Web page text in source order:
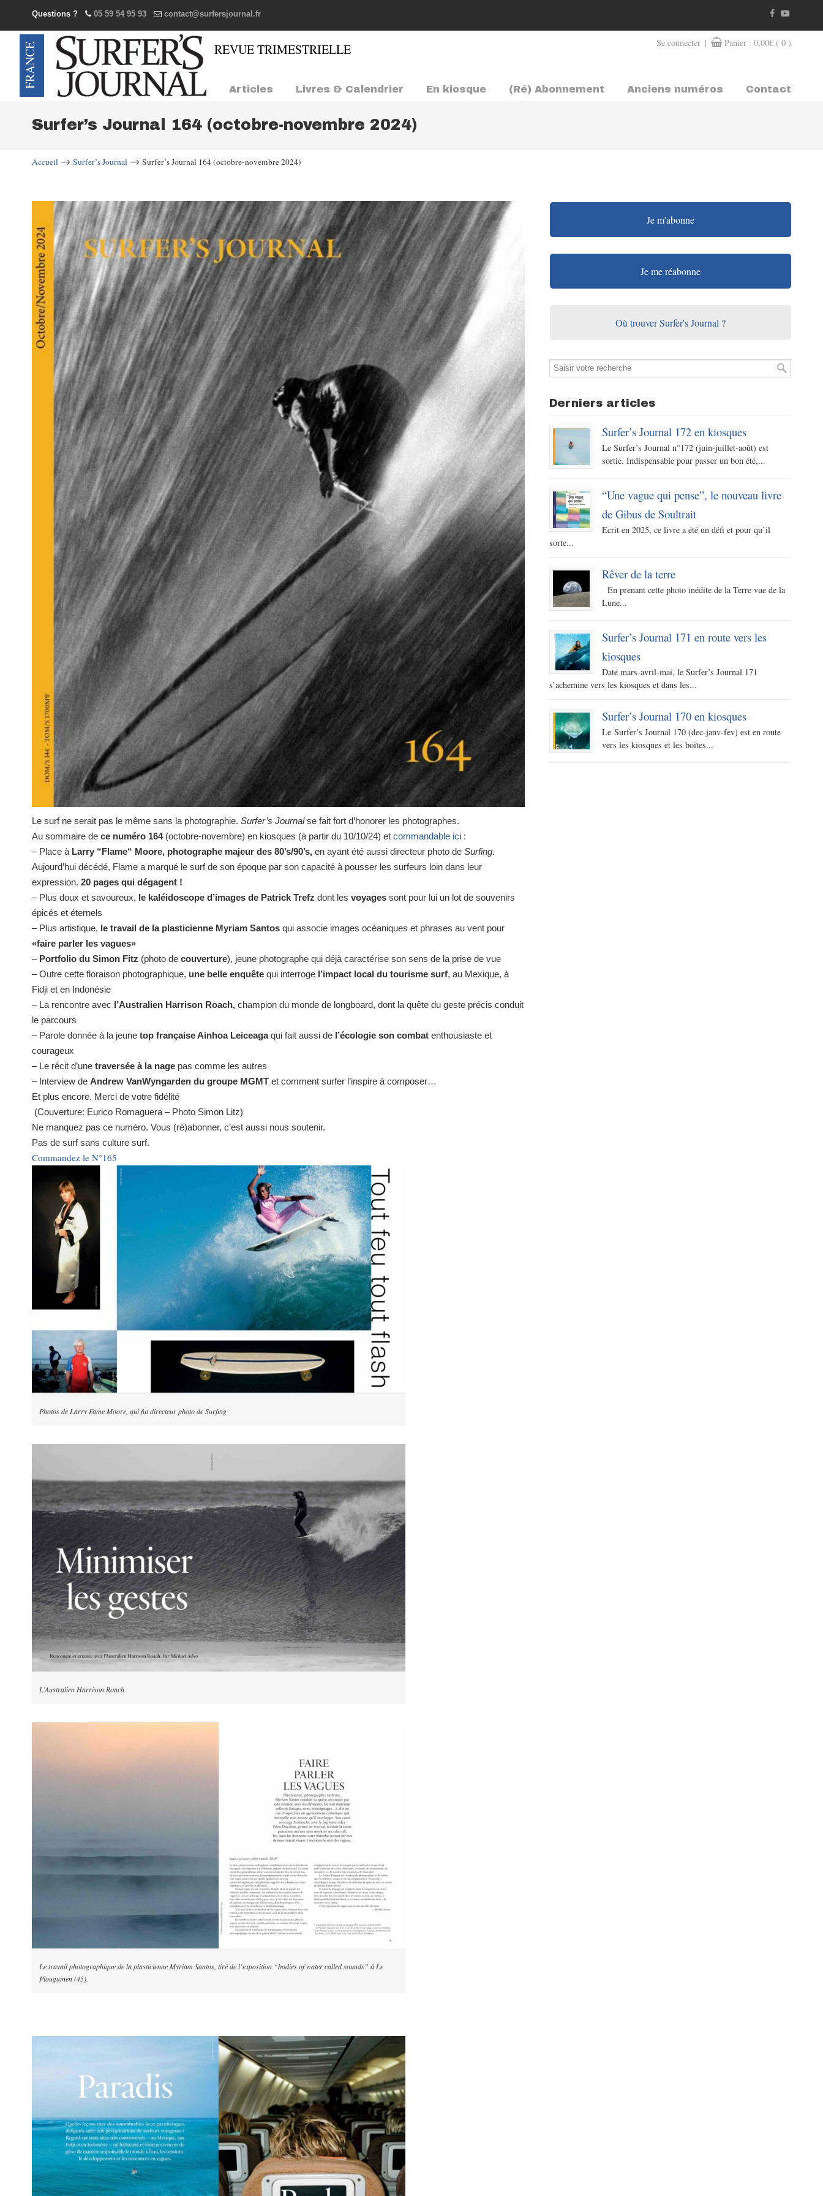
Questions ? 05 59 54 95 93 contact@surfersjournal.fr
Se connecter | Panier : 0,00€ ( 0 )
Articles Livres & Calendrier En kiosque (Ré) Abonnement Anciens numéros Contact
Navigation
Surfer’s Journal 164 (octobre-novembre 2024)
Accueil → Surfer’s Journal → Surfer’s Journal 164 (octobre-novembre 2024)
Le surf ne serait pas le même sans la photographie. Surfer’s Journalse fait fort d’honorer les photographes.
Au sommaire de ce numéro 164(octobre-novembre) en kiosques (à partir du 10/10/24) et commandable ici :
– Place à Larry “Flame“ Moore, photographe majeur des 80’s/90’s, en ayant été aussi directeur photo de Surfing.
Aujourd’hui décédé, Flame a marqué le surf de son époque par son capacité à pousser les surfeurs loin dans leur
expression. 20 pages qui dégagent !
– Plus doux et savoureux, le kaléidoscope d’images de Patrick Trefz dont les voyages sont pour lui un lot de souvenirs
épicés et éternels
– Plus artistique, le travail de la plasticienne Myriam Santos qui associe images océaniques et phrases au vent pour
«faire parler les vagues»
– Portfolio du Simon Fitz (photo de couverture), jeune photographe qui déjà caractérise son sens de la prise de vue
– Outre cette floraison photographique, une belle enquête qui interroge l’impact local du tourisme surf, au Mexique, à
Fidji et en Indonésie
– La rencontre avec l’Australien Harrison Roach, champion du monde de longboard, dont la quête du geste précis conduit
le parcours
– Parole donnée à la jeune top française Ainhoa Leiceagaqui fait aussi de l’écologie son combat enthousiaste et
courageux
– Le récit d’une traversée à la nage pas comme les autres
– Interview de Andrew VanWyngarden du groupe MGMT et comment surfer l’inspire à composer…
Et plus encore. Merci de votre fidélité
(Couverture: Eurico Romaguera – Photo Simon Litz)
Ne manquez pas ce numéro. Vous (ré)abonner, c’est aussi nous soutenir.
Pas de surf sans culture surf.
Commandez le N°165
Photos de Larry Fame Moore, qui fut directeur photo de Surfing
L’Australien Harrison Roach
Le travail photographique de la plasticienne Myriam Santos, tiré de l’exposition “bodies of water called sounds” à Le
Plouguinen (45).
Je m'abonne
Je me réabonne
Où trouver Surfer's Journal ?
Derniers articles
Surfer’s Journal 172 en kiosques
Le Surfer’s Journal n°172 (juin-juillet-août) est
sortie. Indispensable pour passer un bon été,...
“Une vague qui pense”, le nouveau livre
de Gibus de Soultrait
Ecrit en 2025, ce livre a été un défi et pour qu’il
sorte...
Rêver de la terre
En prenant cette photo inédite de la Terre vue de la
Lune...
Surfer’s Journal 171 en route vers les
kiosques
Daté mars-avril-mai, le Surfer’s Journal 171
s’achemine vers les kiosques et dans les...
Surfer’s Journal 170 en kiosques
Le Surfer’s Journal 170 (dec-janv-fev) est en route
vers les kiosques et les boites...